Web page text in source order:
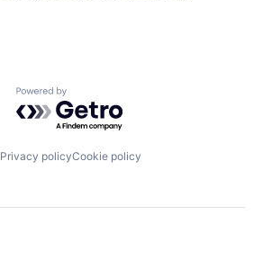
Powered by Getro.com
Privacy policyCookie policy